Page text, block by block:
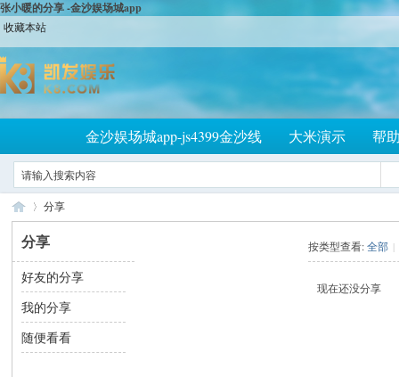
张小暖的分享 -金沙娱场城app
收藏本站
金沙娱场城app-js4399金沙线 大米演示 帮
大 ›
分享
分享
好友的分享
我的分享
随便看看
按类型查看:全部 |
现在还没分享